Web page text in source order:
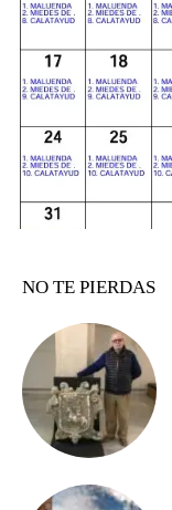
NO TE PIERDAS